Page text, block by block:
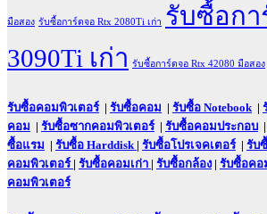
มือสอง รับซื้อการ์ดจอ Rtx 2080Ti เก่า รับซื้อกา
3090Ti เก่า รับซื้อการ์ดจอ Rtx 42080 มือสอง
รับซื้อคอมพิวเตอร์| รับซื้อคอม | รับซื้อ Notebook |
คอม | รับซื้อซากคอมพิวเตอร์| รับซื้อคอมประกอบ |
ซื้อแรม | รับซื้อ Harddisk | รับซื้อโปรเจคเตอร์| รับ
คอมพิวเตอร์ | รับซื้อคอมเก่า | รับซื้อกล้อง | รับซื้อคอ
คอมพิวเตอร์